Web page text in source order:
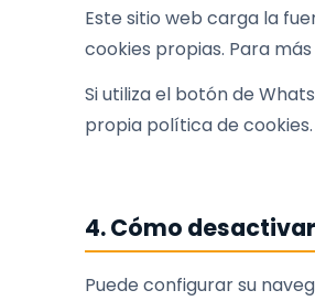
Este sitio web carga la
cookies propias. Para
Si utiliza el botón de
propia política de cookies.
4. Cómo
Puede configurar su